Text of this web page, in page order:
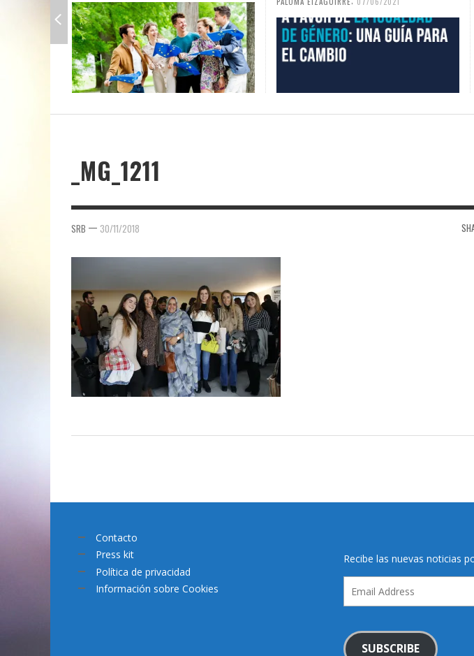
_MG_1211
SRB — 30/11/2018
Contacto
Press kit
Política de privacidad
Información sobre Cookies
Recibe las nuevas noticias
Address
SUBSCRIBE